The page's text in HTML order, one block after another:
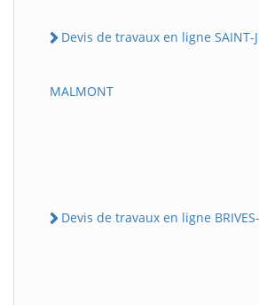
Devis de travaux en ligne SAINT-
MALMONT
Devis de travaux en ligne